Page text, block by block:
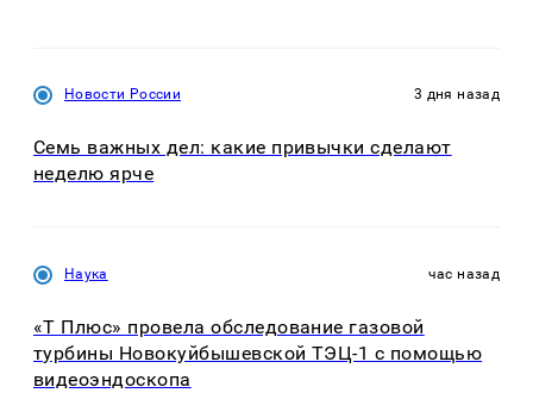
Новости России 3 дня назад
Семь важных дел: какие привычки сделают
неделю ярче
Наука час назад
«Т Плюс» провела обследование газовой
турбины Новокуйбышевской ТЭЦ-1 с помощью
видеоэндоскопа